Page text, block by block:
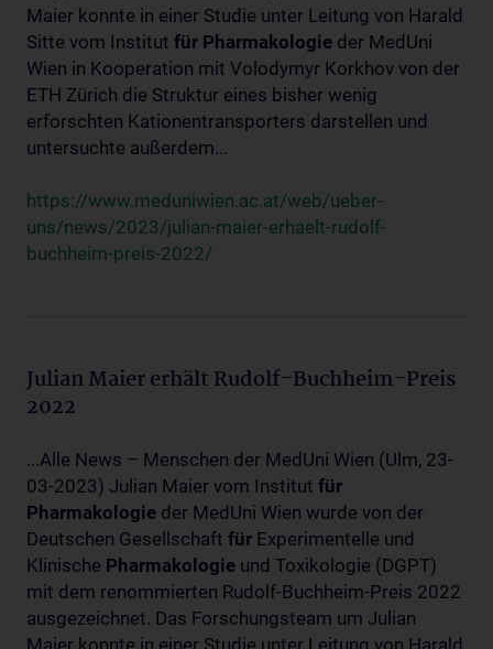
Maier konnte in einer Studie unter Leitung von Harald
Sitte vom Institut für Pharmakologie der MedUni
Wien in Kooperation mit Volodymyr Korkhov von der
ETH Zürich die Struktur eines bisher wenig
erforschten Kationentransporters darstellen und
untersuchte außerdem...
https://www.meduniwien.ac.at/web/ueber-
uns/news/2023/julian-maier-erhaelt-rudolf-
buchheim-preis-2022/
Julian Maier erhält Rudolf-Buchheim-Preis
2022
...Alle News – Menschen der MedUni Wien (Ulm, 23-
03-2023) Julian Maier vom Institut für
Pharmakologie der MedUni Wien wurde von der
Deutschen Gesellschaft für Experimentelle und
Klinische Pharmakologie und Toxikologie (DGPT)
mit dem renommierten Rudolf-Buchheim-Preis 2022
ausgezeichnet. Das Forschungsteam um Julian
Maier konnte in einer Studie unter Leitung von Harald